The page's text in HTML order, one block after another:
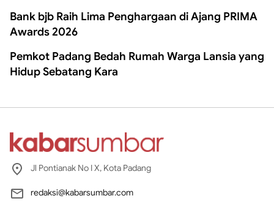
Bank bjb Raih Lima Penghargaan di Ajang PRIMA
Awards 2026
Pemkot Padang Bedah Rumah Warga Lansia yang
Hidup Sebatang Kara
Jl Pontianak No I X, Kota Padang
redaksi@kabarsumbar.com